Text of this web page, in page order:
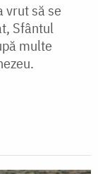
vrut să se
Sfântul
multe